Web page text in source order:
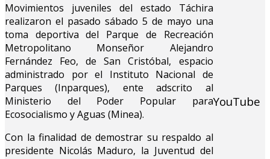
Movimientos juveniles del estado Táchira
realizaron el pasado sábado 5 de mayo una
toma deportiva del Parque de Recreación
Metropolitano Monseñor Alejandro
Fernández Feo, de San Cristóbal, espacio
administrado por el Instituto Nacional de
Parques (Inparques), ente adscrito al
Ministerio del Poder Popular para
Ecosocialismo y Aguas (Minea).
Con la finalidad de demostrar su respaldo al
presidente Nicolás Maduro, la Juventud del
YouTube